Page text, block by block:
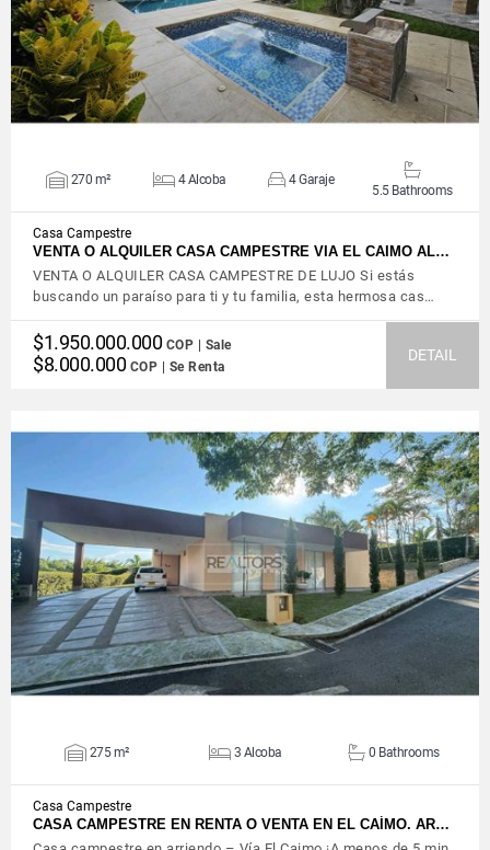
270 m² 4 Alcoba 4 Garaje
5.5 Bathrooms
Casa Campestre
VENTA O ALQUILER CASA CAMPESTRE VIA EL CAIMO AL…
VENTA O ALQUILER CASA CAMPESTRE DE LUJO Si estás
buscando un paraíso para ti y tu familia, esta hermosa cas…
$1.950.000.000 COP | Sale
$8.000.000 COP | Se Renta
DETAIL
VIEW DETAILS
275 m² 3 Alcoba 0 Bathrooms
Casa Campestre
CASA CAMPESTRE EN RENTA O VENTA EN EL CAÍMO. AR…